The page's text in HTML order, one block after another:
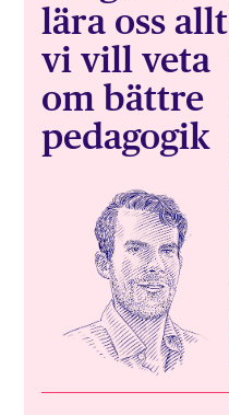
lära oss allt
vi vill veta
om bättre
pedagogik